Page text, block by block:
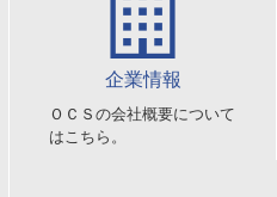
企業情報
ＯＣＳの会社概要について
はこちら。